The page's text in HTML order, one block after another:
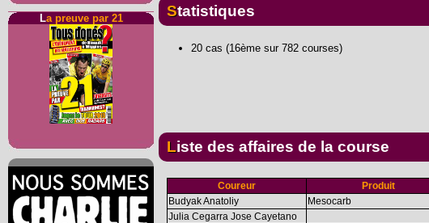
La preuve par 21 Statistiques
20 cas (16ème sur 782 courses)
Liste des affaires de la course
Coureur Produit
Budyak Anatoliy
Mesocarb
Julia Cegarra Jose Cayetano